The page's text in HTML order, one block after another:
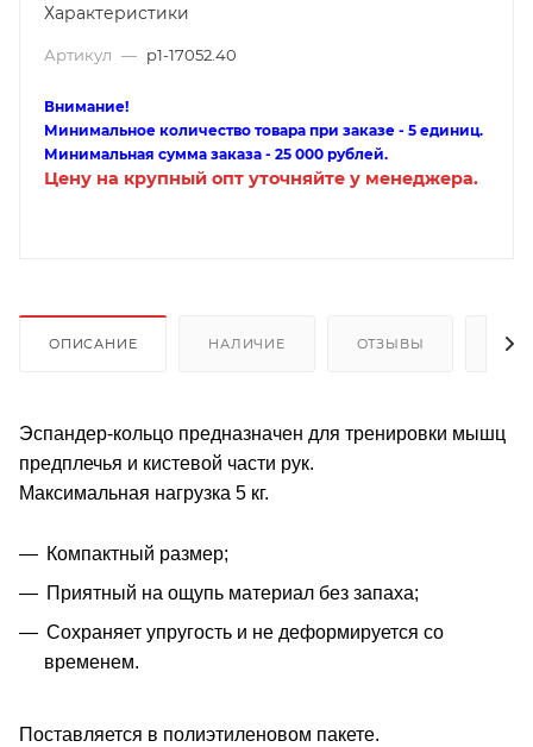
Характеристики
Артикул — p1-17052.40
Внимание!
Минимальное количество товара при заказе - 5 единиц.
Минимальная сумма заказа - 25 000 рублей.
Цену на крупный опт уточняйте у менеджера.
ОПИСАНИЕ НАЛИЧИЕ ОТЗЫВЫ
Эспандер-кольцо предназначен для тренировки мышц
предплечья и кистевой части рук.
Максимальная нагрузка 5 кг.
Компактный размер;
Приятный на ощупь материал без запаха;
Сохраняет упругость и не деформируется со
временем.
Поставляется в полиэтиленовом пакете.